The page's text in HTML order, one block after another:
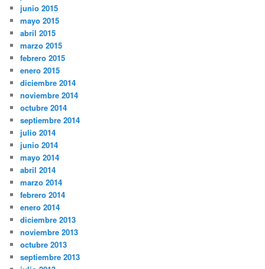
junio 2015
mayo 2015
abril 2015
marzo 2015
febrero 2015
enero 2015
diciembre 2014
noviembre 2014
octubre 2014
septiembre 2014
julio 2014
junio 2014
mayo 2014
abril 2014
marzo 2014
febrero 2014
enero 2014
diciembre 2013
noviembre 2013
octubre 2013
septiembre 2013